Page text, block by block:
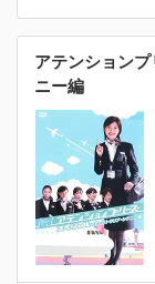
アテンション
ニー編